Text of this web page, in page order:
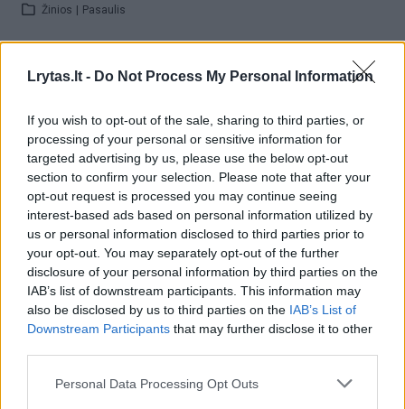
Lrytas.lt - Do Not Process My Personal Information
If you wish to opt-out of the sale, sharing to third parties, or
processing of your personal or sensitive information for
targeted advertising by us, please use the below opt-out
section to confirm your selection. Please note that after your
opt-out request is processed you may continue seeing
interest-based ads based on personal information utilized by
us or personal information disclosed to third parties prior to
your opt-out. You may separately opt-out of the further
disclosure of your personal information by third parties on the
IAB’s list of downstream participants. This information may
also be disclosed by us to third parties on the IAB’s List of
Downstream Participants that may further disclose it to other
Personal Data Processing Opt Outs
Žinios Pasaulis
00:03:41
Mėsainių mėgėjus kviečia nepražiopsoti festivalio
Žinios | Lietuvos diena
Visi įrašai
Žiūrimiausi įrašai
00:00:49
Pateikė daugiau detalių apie iš tėvų paimtus šešis
vaikus: jiems kilusi grėsmė
Žinios | Lietuvos diena